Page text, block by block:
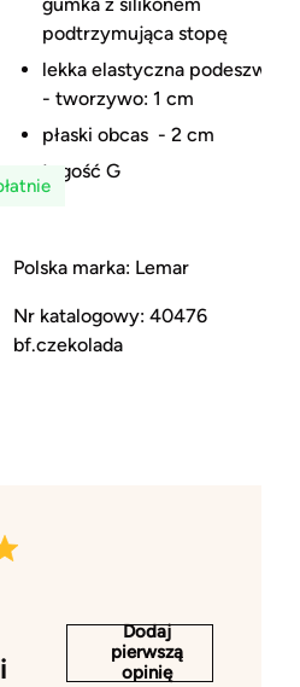
podtrzymująca stopę
lekka elastyczna podeszwa
- tworzywo: 1 cm
płaski obcas - 2 cm
tęgość G
Polska marka: Lemar
Nr katalogowy: 40476
bf.czekolada
Dodaj
pierwszą
opinię